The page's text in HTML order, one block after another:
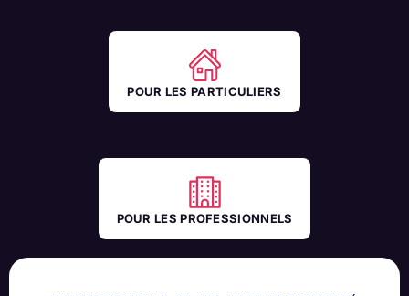
POUR LES PARTICULIERS
POUR LES PROFESSIONNELS